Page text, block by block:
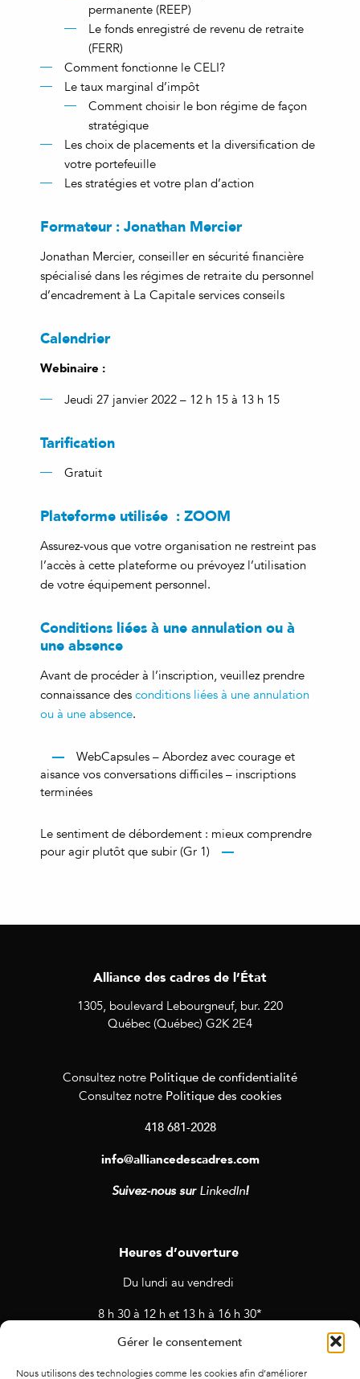
Gérer le consentement
Nous utilisons des technologies comme les cookies afin d’améliorer
permanente (REEP)
Le fonds enregistré de revenu de retraite
(FERR)
Comment fonctionne le CELI?
Le taux marginal d’impôt
Comment choisir le bon régime de façon
stratégique
Les choix de placements et la diversification de
votre portefeuille
Les stratégies et votre plan d’action
Formateur : Jonathan Mercier
Jonathan Mercier, conseiller en sécurité financière
spécialisé dans les régimes de retraite du personnel
d’encadrement à La Capitale services conseils
Calendrier
Webinaire :
Jeudi 27 janvier 2022 – 12 h 15 à 13 h 15
Tarification
Gratuit
Plateforme utilisée : ZOOM
Assurez-vous que votre organisation ne restreint pas
l’accès à cette plateforme ou prévoyez l’utilisation
de votre équipement personnel.
Conditions liées à une annulation ou à
une absence
Avant de procéder à l’inscription, veuillez prendre
connaissance des conditions liées à une annulation
ou à une absence.
WebCapsules – Abordez avec courage et
aisance vos conversations difficiles – inscriptions
terminées
Le sentiment de débordement : mieux comprendre
pour agir plutôt que subir (Gr 1)
Alliance des cadres de l’État
1305, boulevard Lebourgneuf, bur. 220
Québec (Québec) G2K 2E4
Consultez notre Politique de confidentialité
Consultez notre Politique des cookies
418 681-2028
info@alliancedescadres.com
Suivez-nous sur LinkedIn!
Heures d’ouverture
Du lundi au vendredi
8 h 30 à 12 h et 13 h à 16 h 30*
* Horaires sujets à changement en cas de rendez-vous et